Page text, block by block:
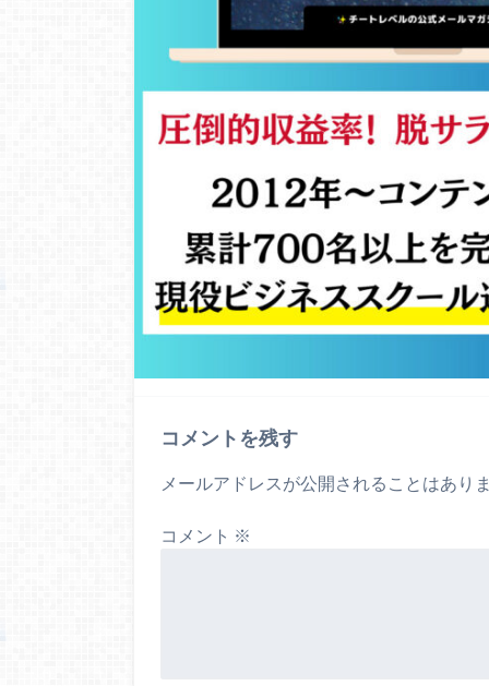
コメントを残す
メールアドレスが公開されることはあり
コメント ※